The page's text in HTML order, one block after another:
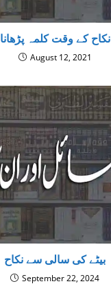
نکاح کے وقت کلمہ پڑھانا
August 12, 2021
بیٹے کی سالی سے نکاح
September 22, 2024